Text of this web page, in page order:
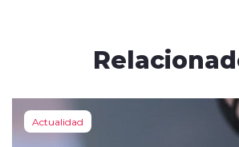
Actualidad